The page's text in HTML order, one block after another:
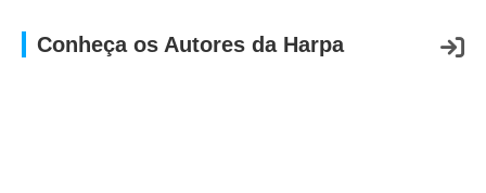
Conheça os Autores da Harpa